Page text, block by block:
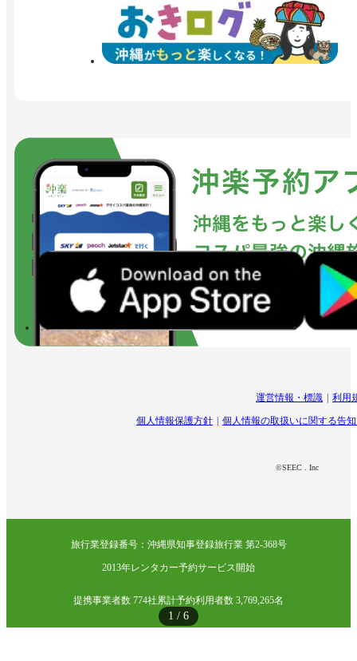
1 / 6
運営情報・標識 利用
個人情報保護方針 個人情報の取扱いに関する告
©SEEC . Inc
旅行業登録番号：沖縄県知事登録旅行業 第2-368号
2013年レンタカー予約サービス開始
提携事業者数 774社累計予約利用者数 3,769,265名